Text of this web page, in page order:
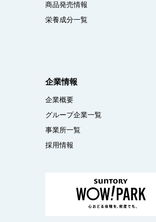
商品発売情報
栄養成分一覧
企業情報
企業概要
グループ企業一覧
事業所一覧
採用情報